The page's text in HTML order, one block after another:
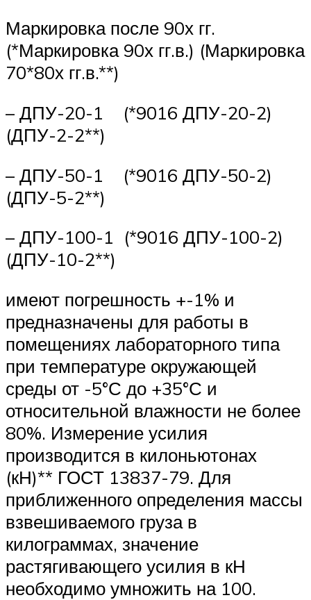
Маркировка после 90х гг.
(*Маркировка 90х гг.в.) (Маркировка
70*80х гг.в.**)
– ДПУ-20-1 (*9016 ДПУ-20-2)
(ДПУ-2-2**)
– ДПУ-50-1 (*9016 ДПУ-50-2)
(ДПУ-5-2**)
– ДПУ-100-1 (*9016 ДПУ-100-2)
(ДПУ-10-2**)
имеют погрешность +-1% и
предназначены для работы в
помещениях лабораторного типа
при температуре окружающей
среды от -5°С до +35°С и
относительной влажности не более
80%. Измерение усилия
производится в килоньютонах
(кН)** ГОСТ 13837-79. Для
приближенного определения массы
взвешиваемого груза в
килограммах, значение
растягивающего усилия в кН
необходимо умножить на 100.